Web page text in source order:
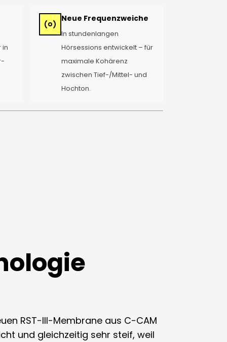
in
Neue Frequenzweiche
In stundenlangen
Hörsessions entwickelt – für
maximale Kohärenz
zwischen Tief-/Mittel- und
Hochton.
RST-III-Membrane aus C-CAM
und gleichzeitig sehr steif, weil